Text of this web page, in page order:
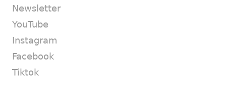
Newsletter
YouTube
Instagram
Facebook
Tiktok